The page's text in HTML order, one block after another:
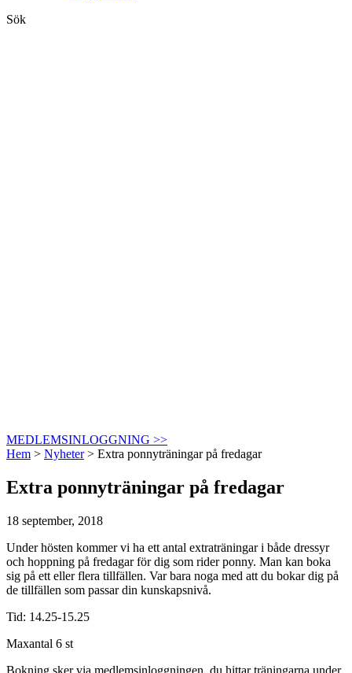
Sök
MEDLEMSINLOGGNING >>
Hem > Nyheter> Extra ponnyträningar på fredagar
Extra ponnyträningar på fredagar
18 september, 2018
Under hösten kommer vi ha ett antal extraträningar i både dressyr
och hoppning på fredagar för dig som rider ponny. Man kan boka
sig på ett eller flera tillfällen. Var bara noga med att du bokar dig på
de tillfällen som passar din kunskapsnivå.
Tid: 14.25-15.25
Maxantal 6 st
Bokning sker via medlemsinloggningen, du hittar träningarna under